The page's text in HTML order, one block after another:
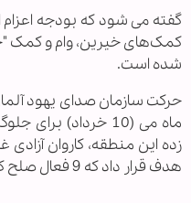
گفته می شود که بودجه
کمک‌های خیرین، وام و کمک
شده است.
ماه می (10 خرداد)
‌زده این منطقه، کاروان آزادی
هدف قرار داد که 9 فعال صلح کشته و ده‌ها نفر زخمی شدند.